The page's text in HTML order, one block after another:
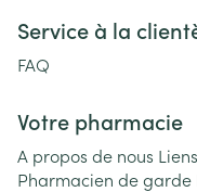
Service à la
FAQ
Votre pharmacie
A propos de nous
Pharmacien de garde